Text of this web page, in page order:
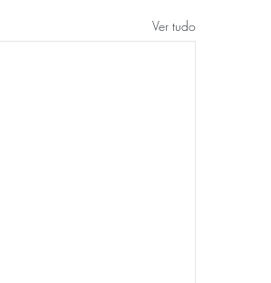
Ver tudo